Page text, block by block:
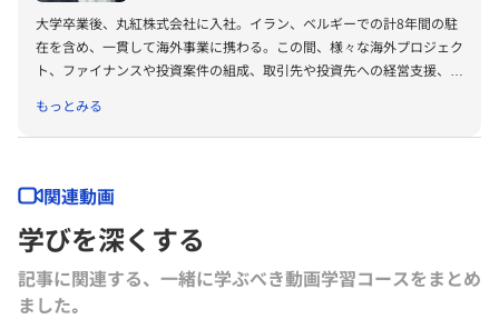
大学卒業後、丸紅株式会社に入社。イラン、ベルギーでの計8年間の駐
在を含め、一貫して海外事業に携わる。この間、様々な海外プロジェク
ト、ファイナンスや投資案件の組成、取引先や投資先への経営支援、海
う。その後、グロービスに転じて、企業研修部門にてクライアント企業
の人材育成に携わる。日系企業のグローバル化に伴い、グロービス・チ
イランドを設立し、自ら現地でクライアント企業の組織変革、海外拠点
の人材育成支援に携わる。上智大学経済学部卒業。スタンフォード経営
大学院SEP修了。ブカレスト経済大学大学院博士課程修了(PhD)。グロ
ービス経営大学院 専任教員、現職は、グロービス・ヨーロッパのグロ
ーバル・チーフ・ストラテジー・オフィサーとして、グローバル案件を
統括する。
もっとみる
関連動画
学びを深くする
記事に関連する、一緒に学ぶべき動画学習コースをまとめ
ました｡